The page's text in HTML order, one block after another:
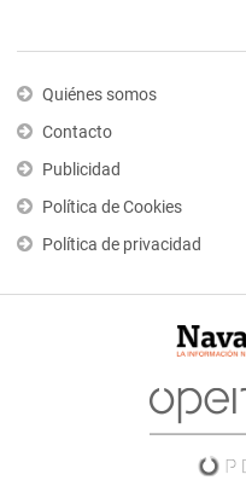
Quiénes somos
Contacto
Publicidad
Política de Cookies
Política de privacidad